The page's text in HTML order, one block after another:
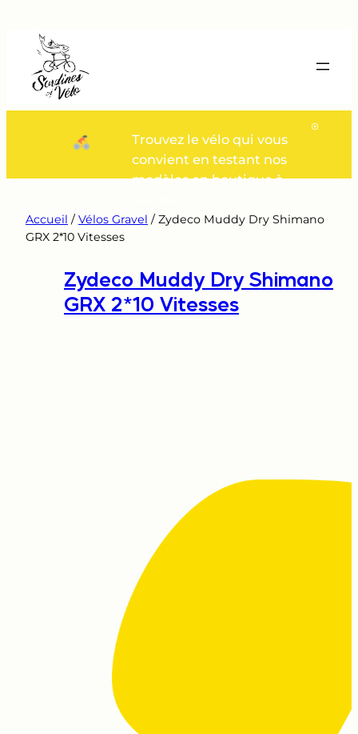
contenu
Trouvez le vélo qui vous
convient en testant nos
modèles en boutique à
Accueil /Vélos Gravel / Zydeco Muddy Dry Shimano
GRX 2*10 Vitesses
Zydeco Muddy Dry Shimano
GRX 2*10 Vitesses